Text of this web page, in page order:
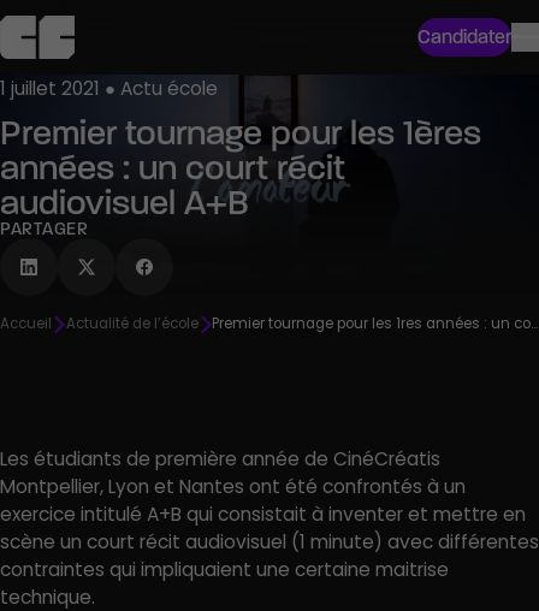
Candidater
1 juillet 2021 ● Actu école
Premier tournage pour les 1ères
années : un court récit
audiovisuel A+B
PARTAGER
Accueil Actualité de l’école Premier tournage pour les 1res années : un court récit audiovisuel A+B
Les étudiants de première année de CinéCréatis
Montpellier, Lyon et Nantes ont été confrontés à un
exercice intitulé A+B qui consistait à inventer et mettre en
scène un court récit audiovisuel (1 minute) avec différentes
contraintes qui impliquaient une certaine maitrise
technique.